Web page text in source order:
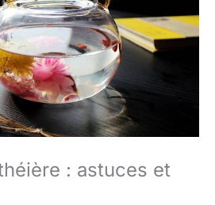
: astuces et